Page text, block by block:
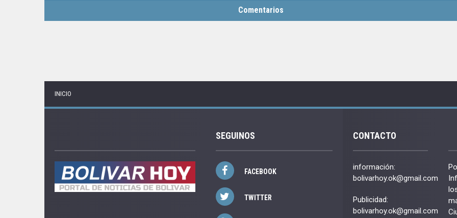
Comentarios
INICIO
SEGUINOS
FACEBOOK
TWITTER
CONTACTO
información:
bolivarhoy.ok@gmail.com
Publicidad:
bolivarhoy.ok@gmail.com